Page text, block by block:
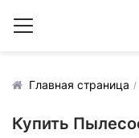
Главная страница
Купить